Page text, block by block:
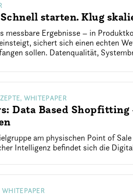
starten. Klug
messbare Ergebnisse – in
sichert sich einen echten
sollen. Datenqualität,
WHITEPAPER
Data Based
am physischen Point of
Intelligenz befindet sich die